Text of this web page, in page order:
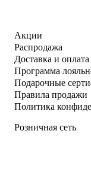
Акции
Распродажа
Доставка и оплата
Программа
Подарочные
Правила продажи
Политика
Розничная сеть